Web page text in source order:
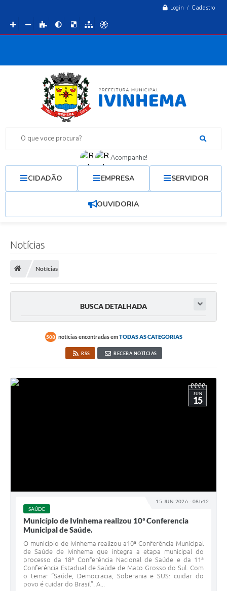
Login / Cadastro
O que voce procura?
Acompanhe!
CIDADÃO EMPRESA SERVIDOR
OUVIDORIA
Notícias
Notícias
BUSCA DETALHADA
508 notícias encontradas emTODAS AS CATEGORIAS
RSS RECEBA NOTÍCIAS
15 JUN 2026 - 08h42
JUN
15
SAÚDE
Município de Ivinhema realizou 10ª Conferencia
Municipal de Saúde.
O município de Ivinhema realizou a10ª Conferência Municipal
de Saúde de Ivinhema que integra a etapa municipal do
processo da 18ª Conferência Nacional de Saúde e da 11ª
Conferência Estadual de Saúde de Mato Grosso do Sul. Com
o tema: “Saúde, Democracia, Soberania e SUS: cuidar do
povo é cuidar do Brasil”. A...